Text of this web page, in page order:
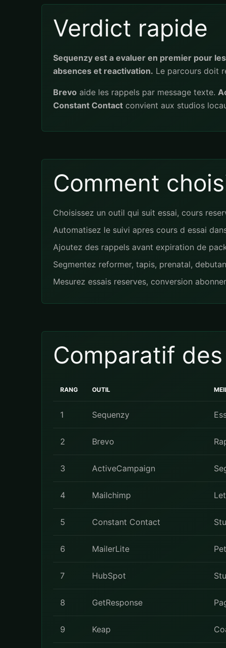
Verdict rapide
Sequenzy est a evaluer en premier pour
absences et reactivation. Le parcours doit
Brevo aide les rappels par message texte.
Constant Contact convient aux studios
Comment
Choisissez un outil qui suit essai, cours
Automatisez le suivi apres cours d essai
Ajoutez des rappels avant expiration de
Segmentez reformer, tapis, prenatal,
Mesurez essais reserves, conversion
Comparatif
RANG OUTIL
1 Sequenzy
2 Brevo
3 ActiveCampaign
4 Mailchimp
5 Constant Contact
6 MailerLite
7 HubSpot
8 GetResponse
9 Keap